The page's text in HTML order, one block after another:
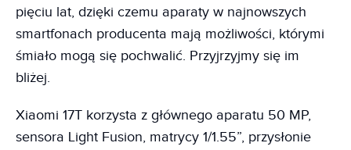
pięciu lat, dzięki czemu aparaty w najnowszych
smartfonach producenta mają możliwości, którymi
śmiało mogą się pochwalić. Przyjrzyjmy się im
bliżej.
Xiaomi 17T korzysta z głównego aparatu 50 MP,
sensora Light Fusion, matrycy 1/1.55”, przysłonie